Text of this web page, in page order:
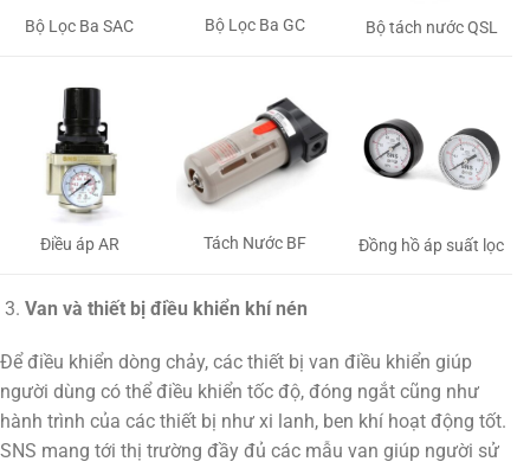
Bộ Lọc Ba SAC Bộ Lọc Ba GC Bộ tách nước QSL
Điều áp AR Tách Nước BF Đồng hồ áp suất lọc
Van và thiết bị điều khiển khí nén
Để điều khiển dòng chảy, các thiết bị van điều khiển giúp
người dùng có thể điều khiển tốc độ, đóng ngắt cũng như
hành trình của các thiết bị như xi lanh, ben khí hoạt động tốt.
SNS mang tới thị trường đầy đủ các mẫu van giúp người sử